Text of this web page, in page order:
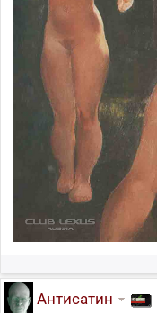
Антисатин